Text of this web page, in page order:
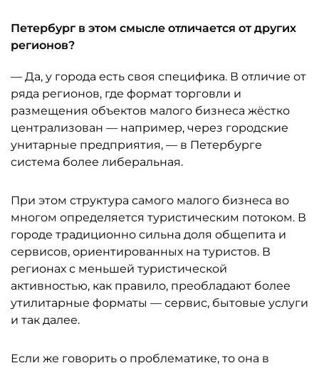
Петербург в этом смысле отличается от других
регионов?
— Да, у города есть своя специфика. В отличие от
ряда регионов, где формат торговли и
размещения объектов малого бизнеса жёстко
централизован — например, через городские
унитарные предприятия, — в Петербурге
система более либеральная.
При этом структура самого малого бизнеса во
многом определяется туристическим потоком. В
городе традиционно сильна доля общепита и
сервисов, ориентированных на туристов. В
регионах с меньшей туристической
активностью, как правило, преобладают более
утилитарные форматы — сервис, бытовые услуги
и так далее.
Если же говорить о проблематике, то она в